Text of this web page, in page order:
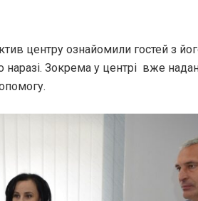
центру ознайомили гостей з
Зокрема у центрі вже